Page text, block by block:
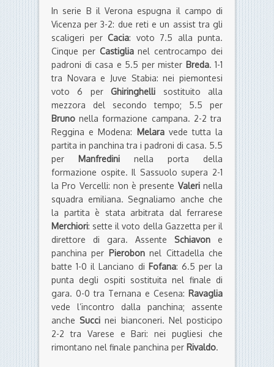
In serie B il Verona espugna il campo di
Vicenza per 3-2: due reti e un assist tra gli
scaligeri per Cacia: voto 7.5 alla punta.
Cinque per Castiglianel centrocampo dei
padroni di casa e 5.5 per mister Breda. 1-1
tra Novara e Juve Stabia: nei piemontesi
voto 6 perGhiringhelli sostituito alla
mezzora del secondo tempo; 5.5 per
Bruno nella formazione campana. 2-2 tra
Reggina e Modena: Melaravede tutta la
partita in panchina tra i padroni di casa. 5.5
per Manfredini nella porta della
formazione ospite. Il Sassuolo supera 2-1
la Pro Vercelli: non è presente Valerinella
squadra emiliana. Segnaliamo anche che
la partita è stata arbitrata dal ferrarese
Merchiori: sette il voto della Gazzetta per il
direttore di gara. Assente Schiavon e
panchina per Pierobonnel Cittadella che
batte 1-0 il Lanciano di Fofana: 6.5 per la
punta degli ospiti sostituita nel finale di
gara. 0-0 tra Ternana e Cesena: Ravaglia
vede l’incontro dalla panchina; assente
ancheSucci nei bianconeri. Nel posticipo
2-2 tra Varese e Bari: nei pugliesi che
rimontano nel finale panchina per Rivaldo.